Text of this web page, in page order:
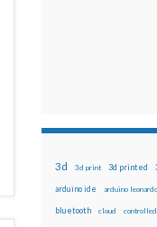
3d 3d print 3d printed
arduino ide arduino leonardo
bluetooth cloud